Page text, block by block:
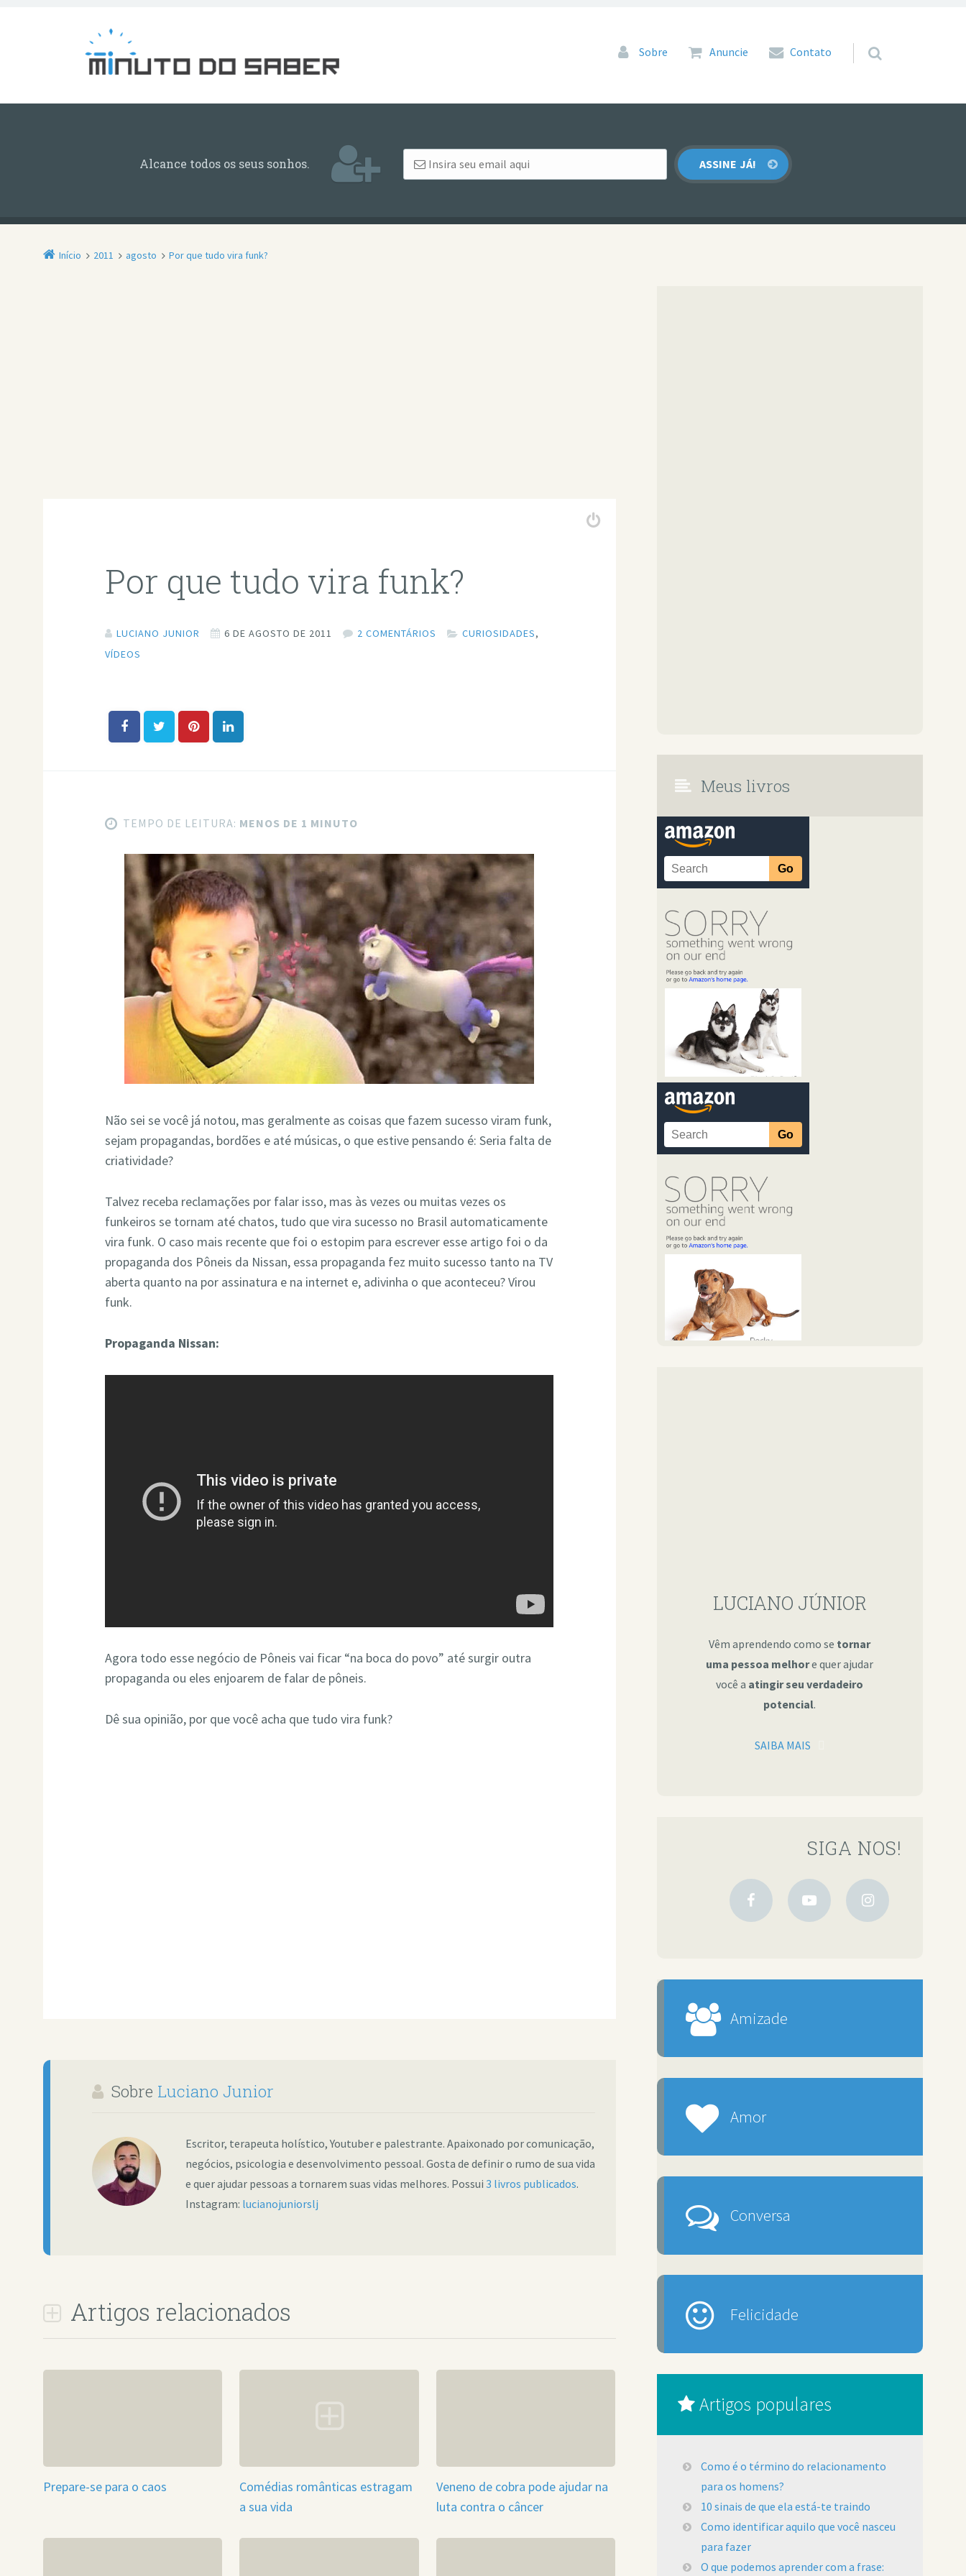
Pular para o conteúdo
Sobre Anuncie Contato
Alcance todos os seus sonhos.
Início 2011 agosto Por que tudo vira funk?
Por que tudo vira funk?
LUCIANO JUNIOR 6 DE AGOSTO DE 2011 2 COMENTÁRIOS CURIOSIDADES,
VÍDEOS
TEMPO DE LEITURA: MENOS DE 1 MINUTO
Não sei se você já notou, mas geralmente as coisas que fazem sucesso viram funk,
sejam propagandas, bordões e até músicas, o que estive pensando é: Seria falta de
criatividade?
Talvez receba reclamações por falar isso, mas às vezes ou muitas vezes os
funkeiros se tornam até chatos, tudo que vira sucesso no Brasil automaticamente
vira funk. O caso mais recente que foi o estopim para escrever esse artigo foi o da
propaganda dos Pôneis da Nissan, essa propaganda fez muito sucesso tanto na TV
aberta quanto na por assinatura e na internet e, adivinha o que aconteceu? Virou
funk.
Propaganda Nissan:
Agora todo esse negócio de Pôneis vai ficar “na boca do povo” até surgir outra
propaganda ou eles enjoarem de falar de pôneis.
Dê sua opinião, por que você acha que tudo vira funk?
Sobre Luciano Junior
Escritor, terapeuta holístico, Youtuber e palestrante. Apaixonado por comunicação,
negócios, psicologia e desenvolvimento pessoal. Gosta de definir o rumo de sua vida
e quer ajudar pessoas a tornarem suas vidas melhores. Possui 3 livros publicados.
Instagram: lucianojuniorslj
Artigos relacionados
Prepare-se para o caos
Comédias românticas estragam
a sua vida
Veneno de cobra pode ajudar na
luta contra o câncer
Meus livros
LUCIANO JÚNIOR
Vêm aprendendo como se tornar
uma pessoa melhore quer ajudar
você a atingir seu verdadeiro
potencial.
SAIBA MAIS
SIGA NOS!
Amizade
Amor
Conversa
Felicidade
Artigos populares
Como é o término do relacionamento
para os homens?
10 sinais de que ela está-te traindo
Como identificar aquilo que você nasceu
para fazer
O que podemos aprender com a frase: